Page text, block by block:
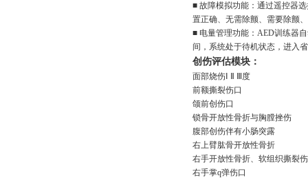
■ 故障模拟功能：通过遥控器
置正确、无需除颤、需要除颤
■ 电量管理功能：AED训练器
间，系统处于待机状态，进入
创伤评估模块：
面部烧伤Ⅰ Ⅱ Ⅲ度
前额撕裂伤口
颌前创伤口
锁骨开放性骨折与胸膛挫伤
腹部创伤伴有小肠突露
右上臂肱骨开放性骨折
右手开放性骨折、软组织撕裂
右手掌q弹伤口